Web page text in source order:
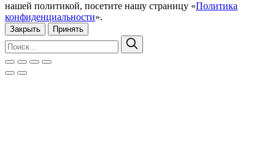
нашей политикой, посетите нашу страницу «Политика
конфиденциальности».
Закрыть Принять
Искать:
Поиск